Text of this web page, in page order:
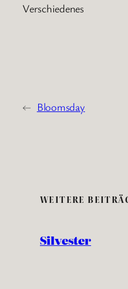
Verschiedenes
← Bloomsday
WEITERE
Silvester